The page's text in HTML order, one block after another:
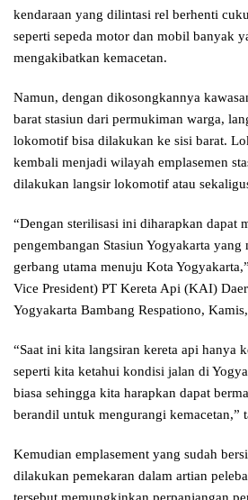
kendaraan yang dilintasi rel berhenti
seperti sepeda motor dan mobil banyak
mengakibatkan kemacetan.
Namun, dengan dikosongkannya
barat stasiun dari permukiman warga,
lokomotif bisa dilakukan ke sisi barat.
kembali menjadi wilayah emplasemen
dilakukan langsir lokomotif atau
“Dengan sterilisasi ini diharapkan dapat
pengembangan Stasiun Yogyakarta yang
gerbang utama menuju Kota
Vice President) PT Kereta Api (KAI)
Yogyakarta Bambang Respationo,
“Saat ini kita langsiran kereta api hanya
seperti kita ketahui kondisi jalan di
biasa sehingga kita harapkan dapat
berandil untuk mengurangi kemacetan,”
Kemudian emplasement yang sudah
dilakukan pemekaran dalam artian
tersebut memungkinkan perpanjangan